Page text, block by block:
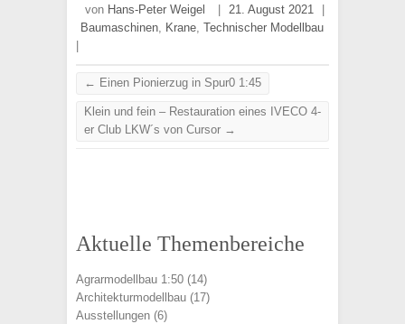
von Hans-Peter Weigel 21. August 2021
Baumaschinen, Krane, Technischer Modellbau
← Einen Pionierzug in Spur0 1:45
Klein und fein – Restauration eines IVECO 4-
er Club LKW´s von Cursor →
Aktuelle Themenbereiche
Agrarmodellbau 1:50 (14)
Architekturmodellbau (17)
Ausstellungen (6)